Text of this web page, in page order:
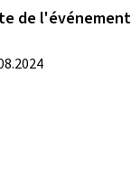
de l'événement